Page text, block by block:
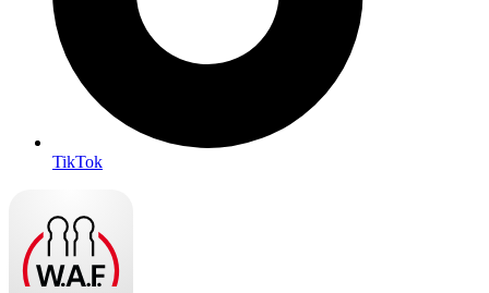
TikTok